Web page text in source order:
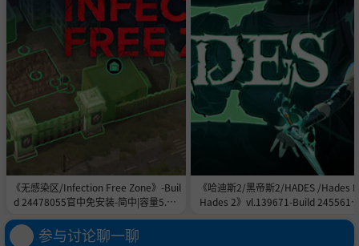
《无感染区/Infection Free Zone》-Buil
d 24478055官中免安装-简中|容量5.8G
《哈迪斯2/黑帝斯2/HADES /Hades
Hades 2》vl.139671-Build
参与讨论聊一聊